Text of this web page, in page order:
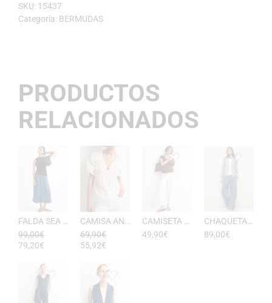
SKU: 15437
Categoría: BERMUDAS
PRODUCTOS
RELACIONADOS
99,00€
79,20€
69,90€
55,92€
49,90€
89,00€